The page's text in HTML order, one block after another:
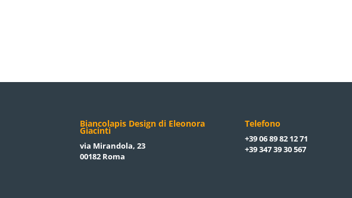
Biancolapis Design di Eleonora
Giacinti
via Mirandola, 23
00182 Roma
Telefono
+39 06 89 82 12 71
+39 347 39 30 567